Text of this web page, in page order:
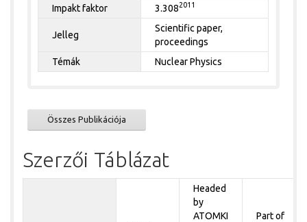
Impakt faktor
3.3082011
Jelleg
Scientific paper,
proceedings
Témák
Nuclear Physics
Összes Publikációja
Szerzői Táblázat
Headed
by
ATOMKI
Part of